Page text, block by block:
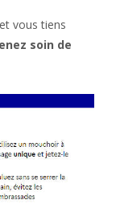
vous tiens
soin de